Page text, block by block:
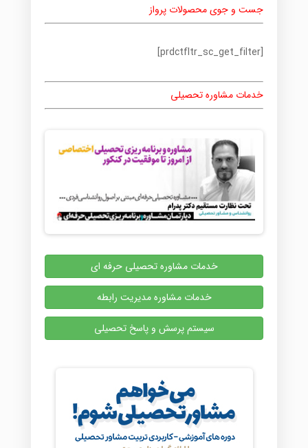
جست و جوی محصولات پرواز
[prdctfltr_sc_get_filter]
خدمات مشاوره تحصیلی
خدمات مشاوره تحصیلی حرفه ای
خدمات مشاوره مدیریت رابطه
سیستم پرسش و پاسخ تحصیلی